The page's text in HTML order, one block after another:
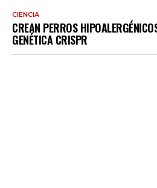
CIENCIA
CREAN PERROS
GENÉTICA CRISPR